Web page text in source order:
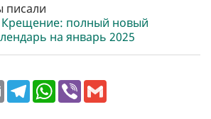
писали
Крещение: полный новый
на январь 2025
E
m
T
e
W
h
V